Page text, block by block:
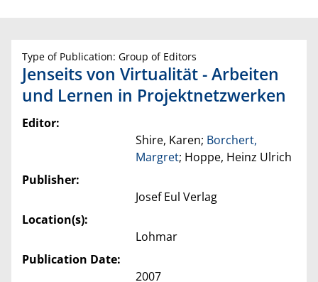
Type of Publication: Group of Editors
Jenseits von Virtualität - Arbeiten
und Lernen in Projektnetzwerken
Editor:
Shire, Karen; Borchert,
Margret; Hoppe, Heinz Ulrich
Publisher:
Josef Eul Verlag
Location(s):
Lohmar
Publication Date:
2007